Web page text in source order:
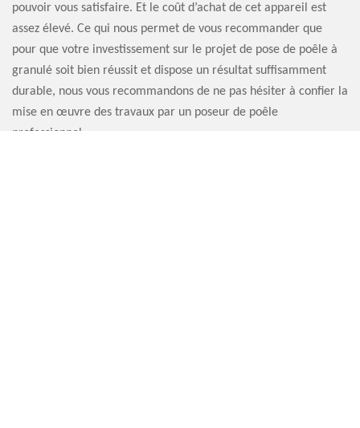
pouvoir vous satisfaire. Et le coût d’achat de cet appareil est
assez élevé. Ce qui nous permet de vous recommander que
pour que votre investissement sur le projet de pose de poêle à
granulé soit bien réussit et dispose un résultat suffisamment
durable, nous vous recommandons de ne pas hésiter à confier la
mise en œuvre des travaux par un poseur de poêle
professionnel.